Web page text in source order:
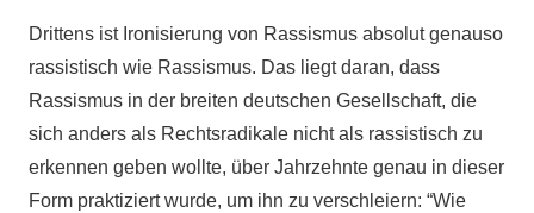
Drittens ist Ironisierung von Rassismus absolut genauso
rassistisch wie Rassismus. Das liegt daran, dass
Rassismus in der breiten deutschen Gesellschaft, die
sich anders als Rechtsradikale nicht als rassistisch zu
erkennen geben wollte, über Jahrzehnte genau in dieser
Form praktiziert wurde, um ihn zu verschleiern: “Wie